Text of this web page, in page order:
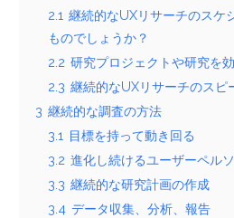
2.1 継続的なUXリサーチのスケ
ものでしょうか？
2.2 研究プロジェクトや研究を
2.3 継続的なUXリサーチのスピ
3 継続的な調査の方法
3.1 目標を持って動き回る
3.2 進化し続けるユーザーペル
3.3 継続的な研究計画の作成
3.4 データ収集、分析、報告